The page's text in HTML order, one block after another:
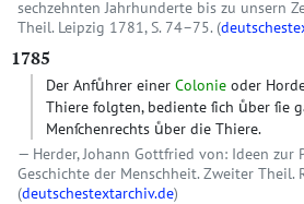
sechzehnten Jahrhunderte bis zu unsern
Theil. Leipzig 1781, S. 74–75. (
1785
Der Anfuͤhrer einer Colonie oder
Thiere folgten, bediente ſich uͤber ſie
Menſchenrechts uͤber die Thiere.
Herder, Johann Gottfried von: Ideen zur
Geschichte der Menschheit. Zweiter Theil.
(deutschestextarchiv.de)